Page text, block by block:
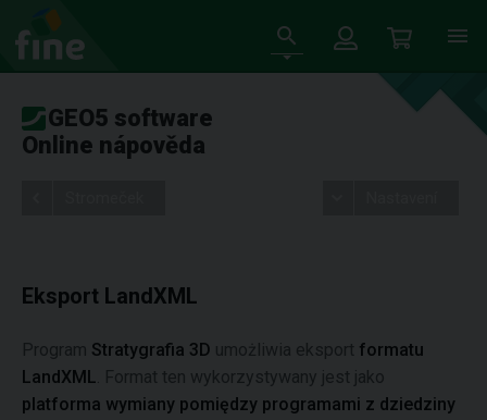
GEO5 software
Online nápověda
Eksport LandXML
Program Stratygrafia 3D umożliwia eksport formatu
LandXML . Format ten wykorzystywany jest jako
platforma wymiany pomiędzy programami z dziedziny